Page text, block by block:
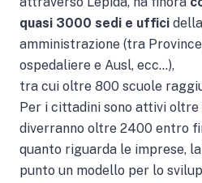
quasi 3000 sedi e uffici
amministrazione (tra
ospedaliere e Ausl, ecc…),
tra cui oltre 800 scuole
Per i cittadini sono attivi oltre
diverranno oltre 2400 entro
quanto riguarda le imprese,
punto un modello per lo